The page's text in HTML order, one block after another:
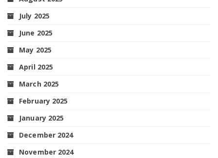
July 2025
June 2025
May 2025
April 2025
March 2025
February 2025
January 2025
December 2024
November 2024